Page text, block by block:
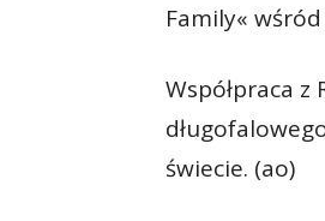
Family«
Współpraca
świecie. (ao)